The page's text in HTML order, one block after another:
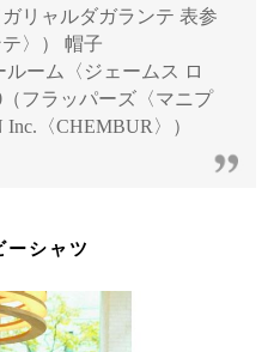
リャルダガランテ 表参
〉） 帽子
ルーム〈ジェームス ロ
フラッパーズ〈マニプ
〈CHEMBUR〉）
ーシャツ